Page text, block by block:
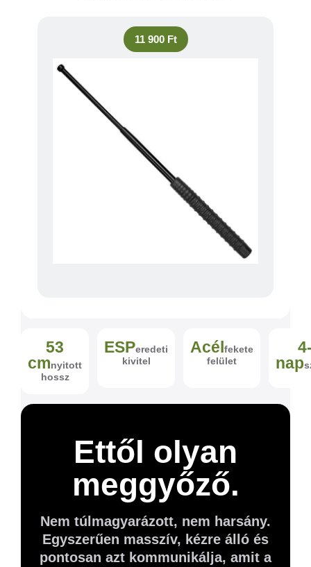
11 900 Ft
53
cmnyitott
hossz
ESPeredeti
kivitel
Acélfekete
felület
nap
Ettől olyan
meggyőző.
Nem túlmagyarázott, nem harsány.
Egyszerűen masszív, kézre álló és
pontosan azt kommunikálja, amit a